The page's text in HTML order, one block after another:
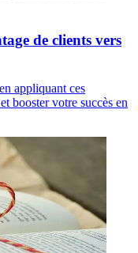
de clients vers
appliquant ces
booster votre succès en